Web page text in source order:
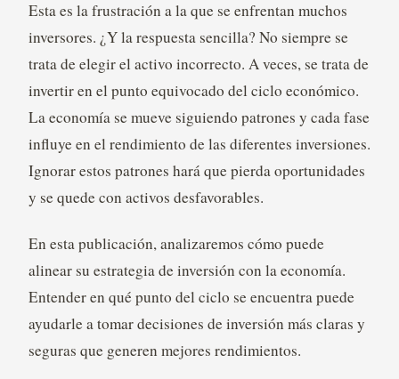
Esta es la frustración a la que se enfrentan muchos
inversores. ¿Y la respuesta sencilla? No siempre se
trata de elegir el activo incorrecto. A veces, se trata de
invertir en el punto equivocado del ciclo económico.
La economía se mueve siguiendo patrones y cada fase
influye en el rendimiento de las diferentes inversiones.
Ignorar estos patrones hará que pierda oportunidades
y se quede con activos desfavorables.
En esta publicación, analizaremos cómo puede
alinear su estrategia de inversión con la economía.
Entender en qué punto del ciclo se encuentra puede
ayudarle a tomar decisiones de inversión más claras y
seguras que generen mejores rendimientos.